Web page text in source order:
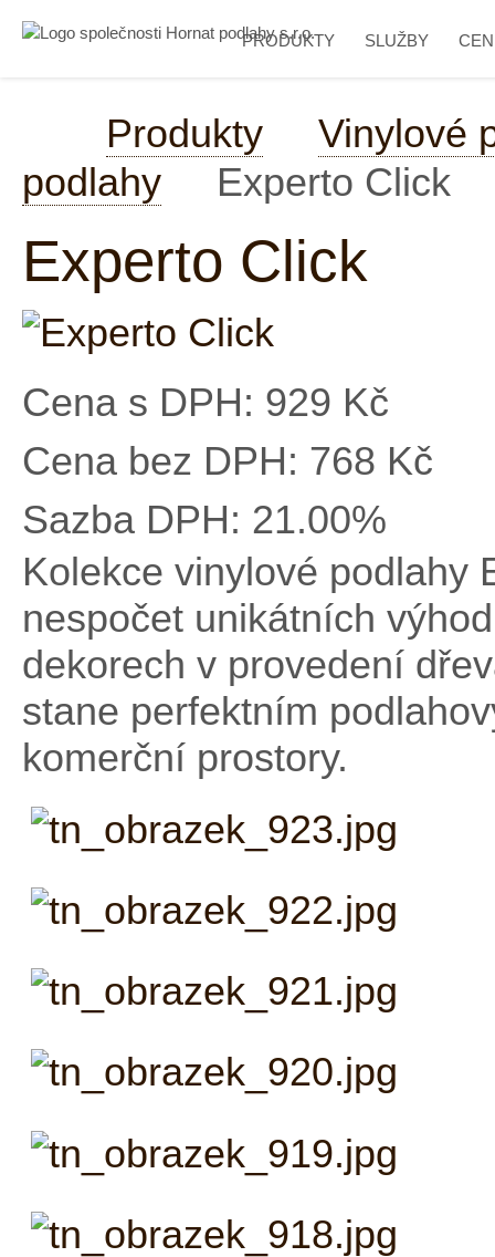
PRODUKTY SLUŽBY
Produkty
Vinylové
podlahy
Experto Click
Experto Click
Cena s DPH: 929 Kč
Cena bez DPH: 768 Kč
Sazba DPH: 21.00%
Kolekce vinylové podlahy
nespočet unikátních
dekorech v provedení
stane perfektním
komerční prostory.